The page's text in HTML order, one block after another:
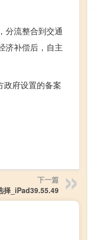
分流整合到交通
济补偿后，自主
政府设置的备案
下一篇
择_iPad39.55.49